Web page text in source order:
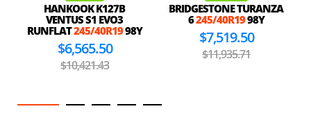
HANKOOK K127B
VENTUS S1 EVO3
RUNFLAT245/40R1998Y
$6,565.50
$10,421.43
BRIDGESTONE TURANZA
6245/40R1998Y
$7,519.50
$11,935.71